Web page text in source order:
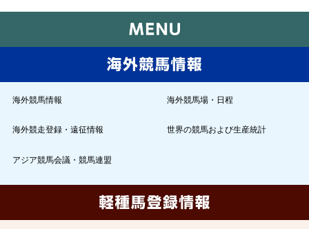
海外競馬情報 海外競馬場・日程
海外競走登録・遠征情報 世界の競馬および生産統計
アジア競馬会議・競馬連盟